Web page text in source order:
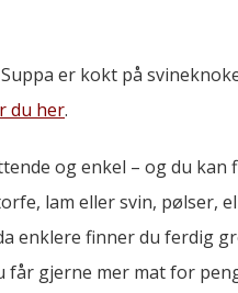
er kokt på
du her.
og enkel – og du kan
lam eller svin, pølser,
enklere finner du ferdig
får gjerne mer mat for